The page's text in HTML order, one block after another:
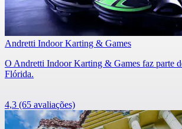
Andretti Indoor Karting & Games
O Andretti Indoor Karting & Games faz parte
Flórida.
4,3 (65 avaliações)